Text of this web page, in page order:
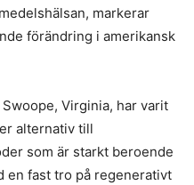
markerar
förändring i amerikansk
Virginia, har varit
alternativ till
som är starkt beroende
en fast tro på regenerativt